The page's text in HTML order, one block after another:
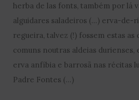
herba de las fonts, também por lá
alguidares saladeiros (…) erva-de-
regueira, talvez (!) fossem estas as
comuns noutras aldeias durienses,
erva anfíbia e barrosã nas récitas
Padre Fontes (…)